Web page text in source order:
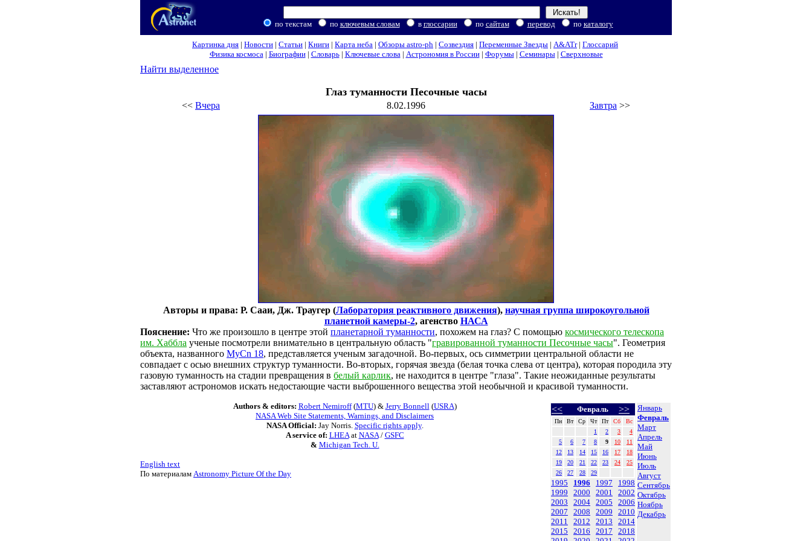
по текстам по ключевым словам в глоссарии по сайтам перевод по каталогу
Картинка дня | Новости | Статьи | Книги | Карта неба | Обзоры astro-ph | Созвездия | Переменные Звезды | A&ATr| Глоссарий
Физика космоса| Биографии| Словарь| Ключевые слова| Астрономия в России| Форумы| Семинары| Сверхновые
Найти выделенное
Глаз туманности Песочные часы
<< Вчера 8.02.1996 Завтра >>
Авторы и права: Р. Сааи, Дж. Траугер (Лаборатория реактивного движения), научная группа широкоугольной
планетной камеры-2, агенство НАСА
Пояснение: Что же произошло в центре этой планетарной туманности, похожем на глаз? С помощью космического телескопа
им. Хаббла ученые посмотрели внимательно в центральную область "гравированной туманности Песочные часы". Геометрия
объекта, названного MyCn 18, представляется ученым загадочной. Во-первых, ось симметрии центральной области не
совпадает с осью внешних структур туманности. Во-вторых, горячая звезда (белая точка слева от центра), которая породила эту
газовую туманность на стадии превращения в белый карлик, не находится в центре "глаза". Такие неожиданные результаты
заставляют астрономов искать недостающие части выброшенного вещества этой необычной и красивой туманности.
<< Февраль >>
Пн Вт Ср Чт Пт Сб
Вс
1
2 3
4
5
6 7 8 9 10
11
12
13 14 15 16 17
18
19
20 21 22 23 24
25
26
27 28 29
1995 1996 1997
1998
1999
2000 2001
2002
2003
2004 2005
2006
2007
2008 2009
2010
2011
2012 2013
2014
2015
2016 2017
2018
Январь
Февраль
Март
Апрель
Май
Июнь
Июль
Август
Сентябрь
Октябрь
Ноябрь
Декабрь
Authors & editors: Robert Nemiroff(MTU) & Jerry Bonnell(USRA)
NASA Web Site Statements, Warnings, and Disclaimers
NASA Official: Jay Norris. Specific rights apply.
A service of: LHEAat NASA/ GSFC
& Michigan Tech. U.
English text
По материалам Astronomy Picture Of the Day